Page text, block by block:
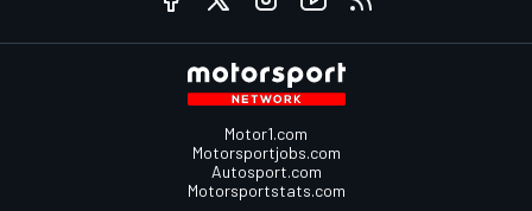
Motor1.com
Motorsportjobs.com
Autosport.com
Motorsportstats.com